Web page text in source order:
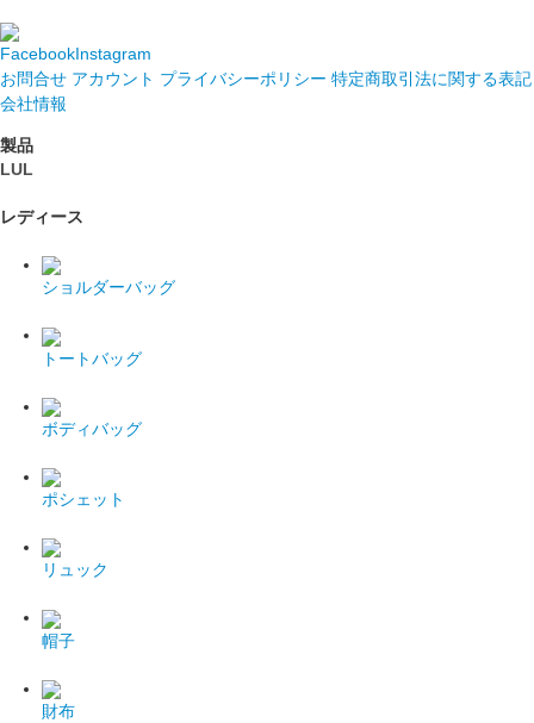
FacebookInstagram
お問合せ アカウント プライバシーポリシー 特定商取引法に関する表記
会社情報
製品
LUL
レディース
ショルダーバッグ
トートバッグ
ボディバッグ
ポシェット
リュック
帽子
財布